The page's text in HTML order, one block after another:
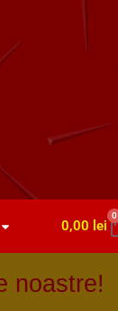
0,00 lei
0
noastre!